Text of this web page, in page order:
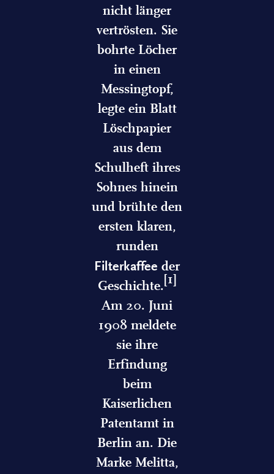
nicht länger
vertrösten. Sie
bohrte Löcher
in einen
Messingtopf,
legte ein Blatt
Löschpapier
aus dem
Schulheft ihres
Sohnes hinein
und brühte den
ersten klaren,
runden
Filterkaffee der
Geschichte.[1]
Am 20. Juni
1908 meldete
sie ihre
Erfindung
beim
Kaiserlichen
Patentamt in
Berlin an. Die
Marke Melitta,